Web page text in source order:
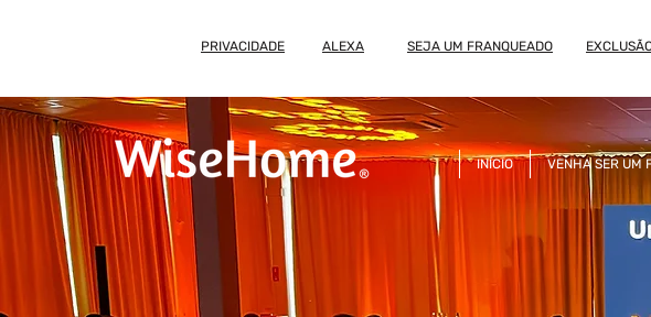
PRIVACIDADE ALEXA SEJA UM FRANQUEADO
INÍCIO VENHA SER UM